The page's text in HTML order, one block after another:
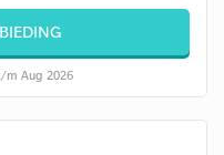
m Aug 2026